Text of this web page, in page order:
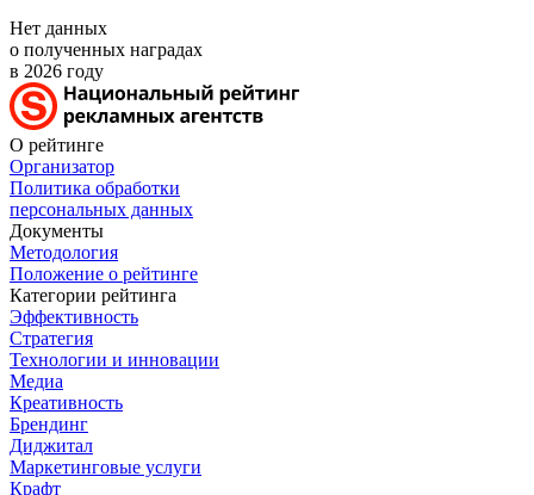
Нет данных
о полученных наградах
в 2026 году
О рейтинге
Организатор
Политика обработки
персональных данных
Документы
Методология
Положение о рейтинге
Категории рейтинга
Эффективность
Стратегия
Технологии и инновации
Медиа
Креативность
Брендинг
Диджитал
Маркетинговые услуги
Крафт